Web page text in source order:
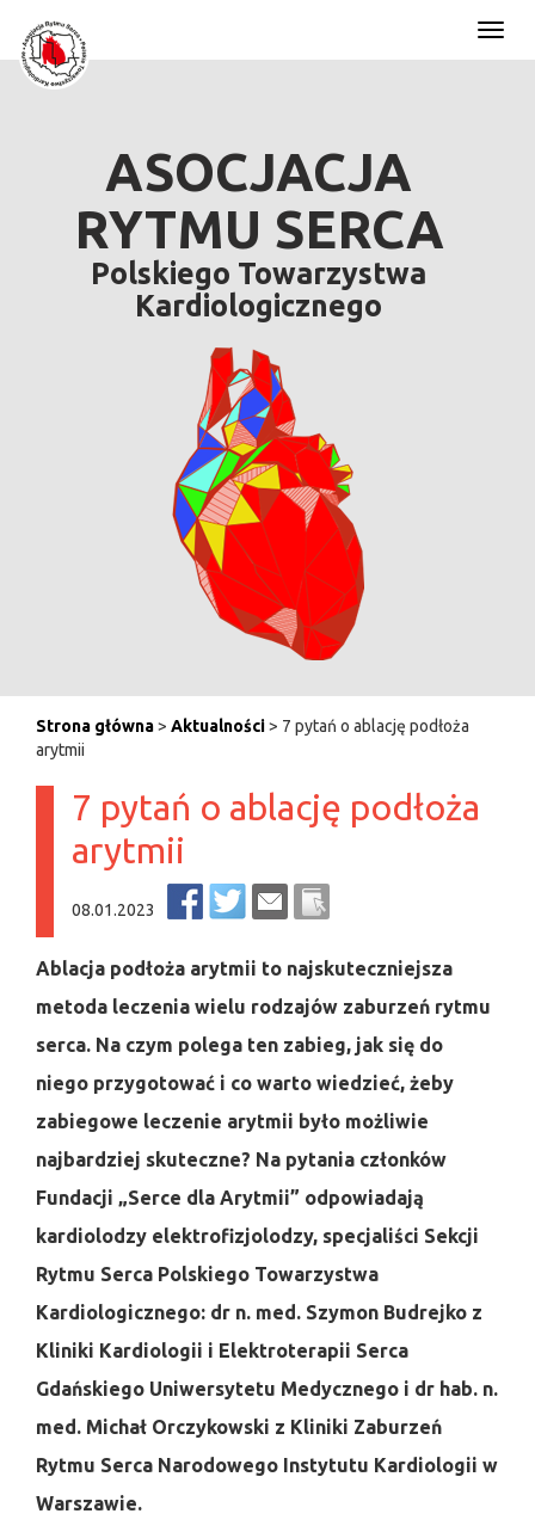
ASOCJACJA
RYTMU SERCA
Polskiego Towarzystwa
Kardiologicznego
Strona główna> Aktualności> 7 pytań o ablację podłoża
arytmii
7 pytań o ablację podłoża
arytmii
08.01.2023
Ablacja podłoża arytmii to najskuteczniejsza
metoda leczenia wielu rodzajów zaburzeń rytmu
serca. Na czym polega ten zabieg, jak się do
niego przygotować i co warto wiedzieć, żeby
zabiegowe leczenie arytmii było możliwie
najbardziej skuteczne? Na pytania członków
Fundacji „Serce dla Arytmii” odpowiadają
kardiolodzy elektrofizjolodzy, specjaliści Sekcji
Rytmu Serca Polskiego Towarzystwa
Kardiologicznego: dr n. med. Szymon Budrejko z
Kliniki Kardiologii i Elektroterapii Serca
Gdańskiego Uniwersytetu Medycznego i dr hab. n.
med. Michał Orczykowski z Kliniki Zaburzeń
Rytmu Serca Narodowego Instytutu Kardiologii w
Warszawie.